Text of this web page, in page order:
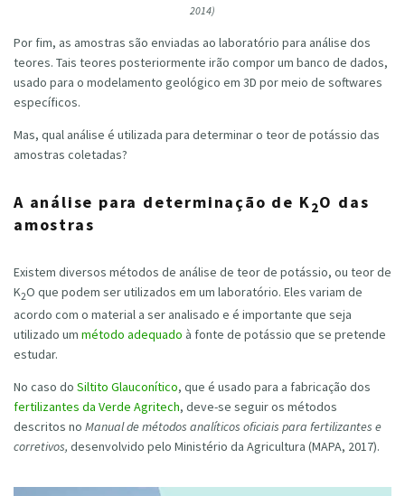
2014)
Por fim, as amostras são enviadas ao laboratório para análise dos
teores. Tais teores posteriormente irão compor um banco de dados,
usado para o modelamento geológico em 3D por meio de softwares
específicos.
Mas, qual análise é utilizada para determinar o teor de potássio das
amostras coletadas?
A análise para determinação de K2O das
amostras
Existem diversos métodos de análise de teor de potássio, ou teor de
K2O que podem ser utilizados em um laboratório. Eles variam de
acordo com o material a ser analisado e é importante que seja
utilizado um método adequado à fonte de potássio que se pretende
estudar.
No caso do Siltito Glauconítico, que é usado para a fabricação dos
fertilizantes da Verde Agritech, deve-se seguir os métodos
descritos no Manual de métodos analíticos oficiais para fertilizantes e
corretivos, desenvolvido pelo Ministério da Agricultura (MAPA, 2017).